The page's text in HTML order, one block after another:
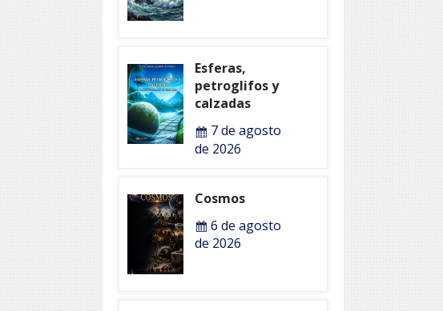
Esferas,
petroglifos y
calzadas
7 de agosto
de 2026
Cosmos
6 de agosto
de 2026